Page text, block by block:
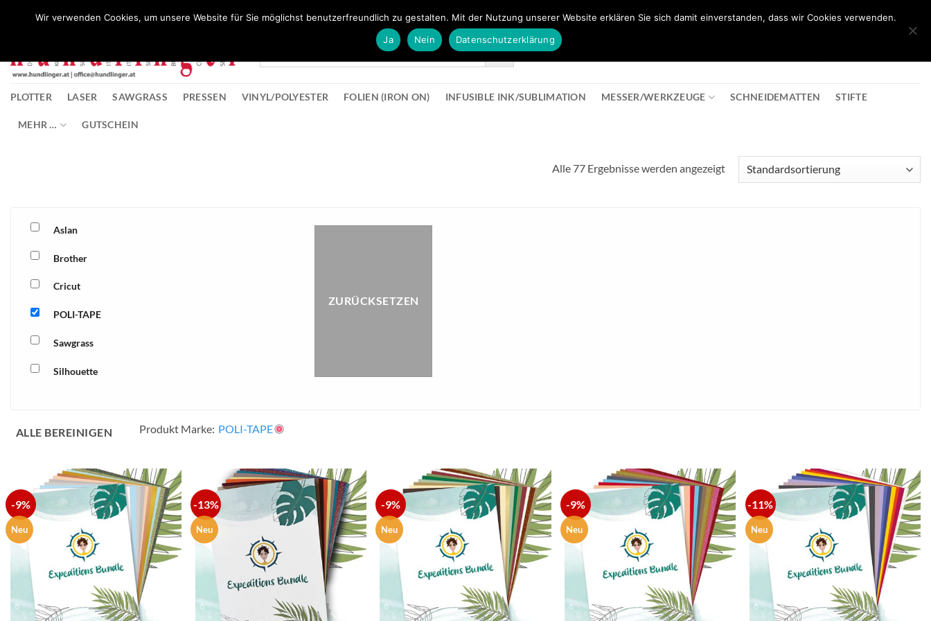
PLOTTER LASER SAWGRASS PRESSEN VINYL/POLYESTER FOLIEN (IRON ON) INFUSIBLE INK/SUBLIMATION MESSER/WERKZEUGE SCHNEIDEMATTEN STIFTE
MEHR … GUTSCHEIN
Alle 77 Ergebnisse werden angezeigt
Aslan
Brother
Cricut
POLI-TAPE
Sawgrass
Silhouette
ZURÜCKSETZEN
ALLE BEREINIGEN Produkt Marke: POLI-TAPE
-9%
Neu
zur
Wunschliste
hinzufügen
-13%
Neu
zur
Wunschliste
hinzufügen
-9%
Neu
zur
Wunschliste
hinzufügen
-9%
Neu
zur
Wunschliste
hinzufügen
-11%
Neu
zur
Wunschliste
hinzufügen
Wir verwenden Cookies, um unsere Website für Sie möglichst benutzerfreundlich zu gestalten. Mit der Nutzung unserer Website erklären Sie sich damit einverstanden, dass wir Cookies verwenden.
Ja
Nein Datenschutzerklärung